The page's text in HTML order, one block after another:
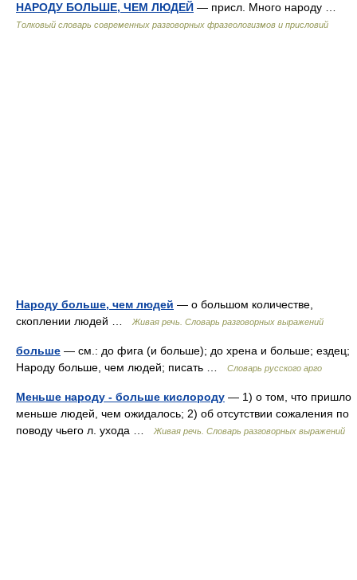
НАРОДУ БОЛЬШЕ, ЧЕМ ЛЮДЕЙ — присл. Много народу …
Толковый словарь современных разговорных фразеологизмов и присловий
Народу больше, чем людей — о большом количестве,
скоплении людей …
Живая речь. Словарь разговорных выражений
больше — см.: до фига (и больше); до хрена и больше; ездец;
Народу больше, чем людей; писать …
Словарь русского арго
Меньше народу - больше кислороду — 1) о том, что пришло
меньше людей, чем ожидалось; 2) об отсутствии сожаления по
поводу чьего л. ухода …
Живая речь. Словарь разговорных выражений